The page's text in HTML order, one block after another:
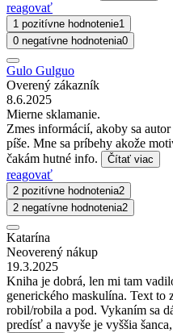
reagovať
1 pozitívne hodnotenie1
0 negatívne hodnotenia0
Gulo Gulguo
Overený zákazník
8.6.2025
Mierne sklamanie.
Zmes informácií, akoby sa
píše. Mne sa príbehy akože
čakám hutné info.
Čítať viac
reagovať
2 pozitívne hodnotenia2
2 negatívne hodnotenia2
Katarína
Neoverený nákup
19.3.2025
Kniha je dobrá, len mi tam
generického maskulína. Text to
robil/robila a pod. Vykaním sa
predísť a navyše je vyššia